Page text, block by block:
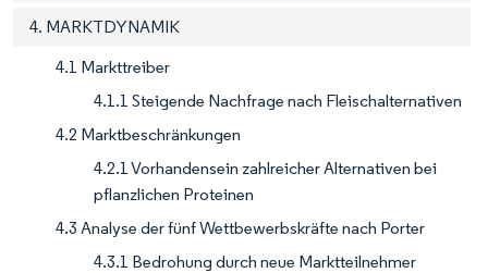
4. MARKTDYNAMIK
4.1 Markttreiber
4.1.1 Steigende Nachfrage nach Fleischalternativen
4.2 Marktbeschränkungen
4.2.1 Vorhandensein zahlreicher Alternativen bei
pflanzlichen Proteinen
4.3 Analyse der fünf Wettbewerbskräfte nach Porter
4.3.1 Bedrohung durch neue Marktteilnehmer